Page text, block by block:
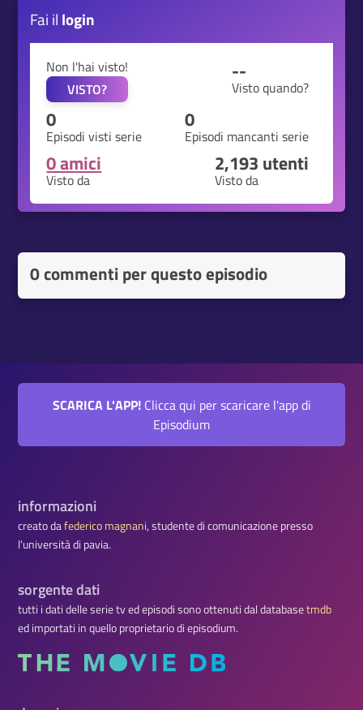
Fai il login
Non l'hai visto!
VISTO?
--
Visto quando?
0
Episodi visti serie
0
Episodi mancanti serie
0 amici
Visto da
2,193 utenti
Visto da
0 commenti per questo episodio
SCARICA L'APP!Clicca qui per scaricare l'app di
Episodium
informazioni
creato dafederico magnani, studente di comunicazione presso
l'università di pavia.
sorgente dati
tutti i dati delle serie tv ed episodi sono ottenuti dal databasetmdb
ed importati in quello proprietario di episodium.